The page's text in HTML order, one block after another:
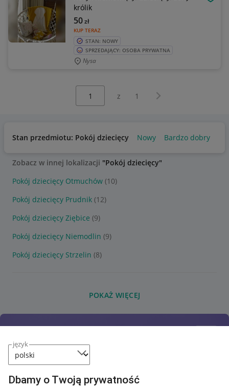
język
Dbamy o Twoją prywatność
królik
KUP TERAZ
50zł
STAN: NOWY
SPRZEDAJĄCY: OSOBA PRYWATNA
Nysa
z 1 Następna strona
Stan przedmiotu: Pokój dziecięcy Nowy Bardzo dobry
Zobacz w innej lokalizacji "Pokój dziecięcy"
Pokój dziecięcy Otmuchów (10)
Pokój dziecięcy Prudnik (12)
Pokój dziecięcy Ziębice (9)
Pokój dziecięcy Niemodlin (9)
Pokój dziecięcy Strzelin (8)
POKAŻ WIĘCEJ